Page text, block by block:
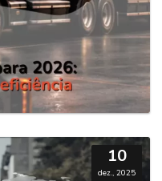
10
dez., 2025